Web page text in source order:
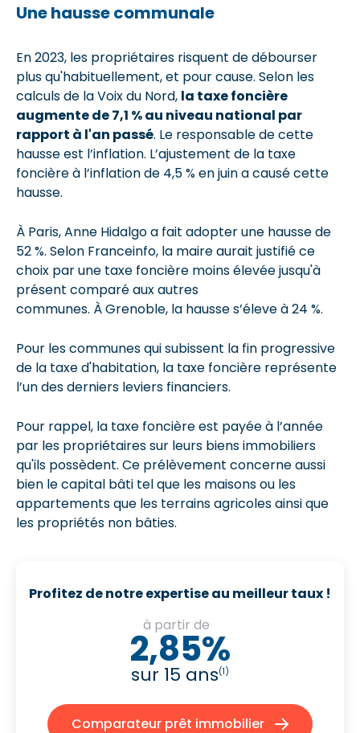
Une hausse communale
En 2023, les propriétaires risquent de débourser
plus qu'habituellement, et pour cause. Selon les
calculs de la Voix du Nord, la taxe foncière
augmente de 7,1 % au niveau national par
rapport à l'an passé. Le responsable de cette
hausse est l’inflation. L’ajustement de la taxe
foncière à l’inflation de 4,5 % en juin a causé cette
hausse.
À Paris, Anne Hidalgo a fait adopter une hausse de
52 %. Selon Franceinfo, la maire aurait justifié ce
choix par une taxe foncière moins élevée jusqu'à
présent comparé aux autres
communes. À Grenoble, la hausse s’éleve à 24 %.
Pour les communes qui subissent la fin progressive
de la taxe d'habitation, la taxe foncière représente
l’un des derniers leviers financiers.
Pour rappel, la taxe foncière est payée à l’année
par les propriétaires sur leurs biens immobiliers
qu'ils possèdent. Ce prélèvement concerne aussi
bien lecapital bâti tel que les maisons ou les
appartements que les terrains agricoles ainsi que
les propriétés non bâties.
Profitez de notre expertise au meilleur taux !
à partir de
2,85%
sur 15 ans(1)
Comparateur prêt immobilier